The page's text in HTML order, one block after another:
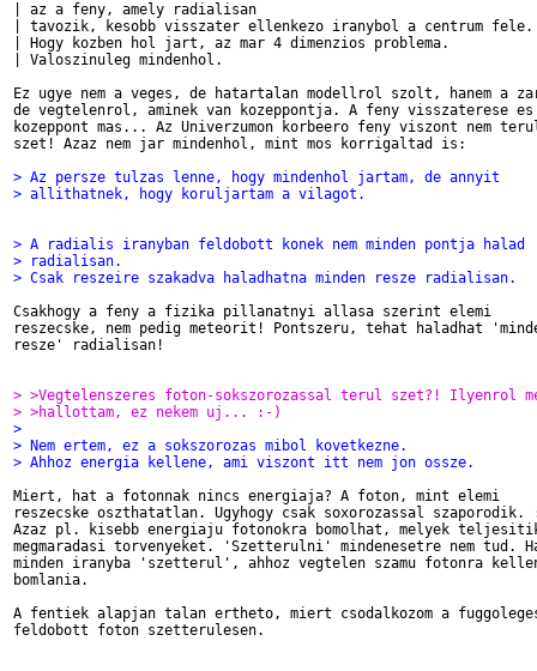
| az a feny, amely radialisan
| tavozik, kesobb visszater ellenkezo iranybol a centrum fele.
| Hogy kozben hol jart, az mar 4 dimenzios problema.
| Valoszinuleg mindenhol.
Ez ugye nem a veges, de hatartalan modellrol szolt, hanem a
de vegtelenrol, aminek van kozeppontja. A feny visszaterese
kozeppont mas... Az Univerzumon korbeero feny viszont nem
szet! Azaz nem jar mindenhol, mint mos korrigaltad is:
> Az persze tulzas lenne, hogy mindenhol jartam, de annyit
> allithatnek, hogy koruljartam a vilagot.
> A radialis iranyban feldobott konek nem minden pontja halad
> radialisan.
> Csak reszeire szakadva haladhatna minden resze radialisan.
Csakhogy a feny a fizika pillanatnyi allasa szerint elemi
reszecske, nem pedig meteorit! Pontszeru, tehat haladhat
resze' radialisan!
> >Vegtelenszeres foton-sokszorozassal terul szet?! Ilyenrol
> >hallottam, ez nekem uj... :-)
>
> Nem ertem, ez a sokszorozas mibol kovetkezne.
> Ahhoz energia kellene, ami viszont itt nem jon ossze.
Miert, hat a fotonnak nincs energiaja? A foton, mint elemi
reszecske oszthatatlan. Ugyhogy csak soxorozassal
Azaz pl. kisebb energiaju fotonokra bomolhat, melyek
megmaradasi torvenyeket. 'Szetterulni' mindenesetre nem tud.
minden iranyba 'szetterul', ahhoz vegtelen szamu fotonra
bomlania.
A fentiek alapjan talan ertheto, miert csodalkozom a
feldobott foton szetterulesen.